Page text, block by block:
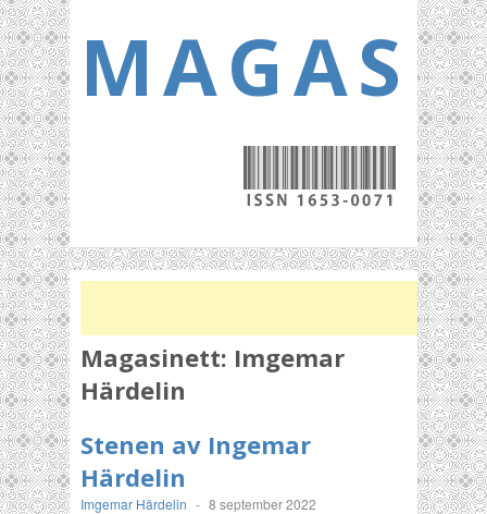
Magasinett: Imgemar
Härdelin
Stenen av Ingemar
Härdelin
Imgemar Härdelin - 8 september 2022